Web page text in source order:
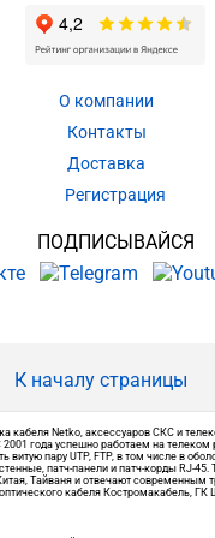
О компании
Контакты
Доставка
Регистрация
ПОДПИСЫВАЙСЯ
К началу страницы
кабеля Netko, аксессуаров СКС и
2001 года успешно работаем на
витую пару UTP, FTP, в том числе в
патч-панели и патч-корды RJ-45.
Тайваня и отвечают
кабеля Костромакабель, ГК